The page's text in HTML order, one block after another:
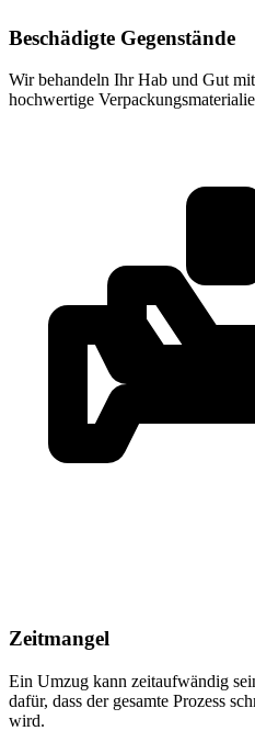
Beschädigte Gegenstände
Wir behandeln Ihr Hab und Gut
hochwertige
Zeitmangel
Ein Umzug kann zeitaufwändig
dafür, dass der gesamte Prozess
wird.